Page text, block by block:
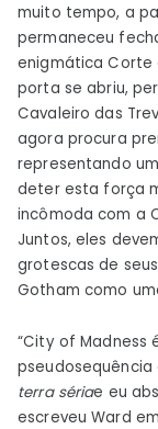
muito tempo, a
permaneceu
enigmática Corte
porta se abriu,
Cavaleiro das
agora procura
representando
deter esta força
incômoda com a
Juntos, eles
grotescas de
Gotham como
“City of Madness
pseudosequência
terra sériae eu
escreveu Ward